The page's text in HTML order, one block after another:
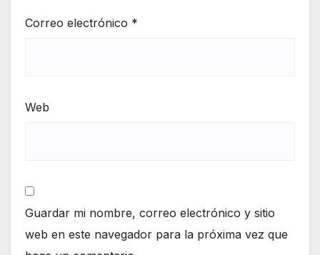
Correo electrónico *
Web
Guardar mi nombre, correo electrónico y sitio
web en este navegador para la próxima vez que